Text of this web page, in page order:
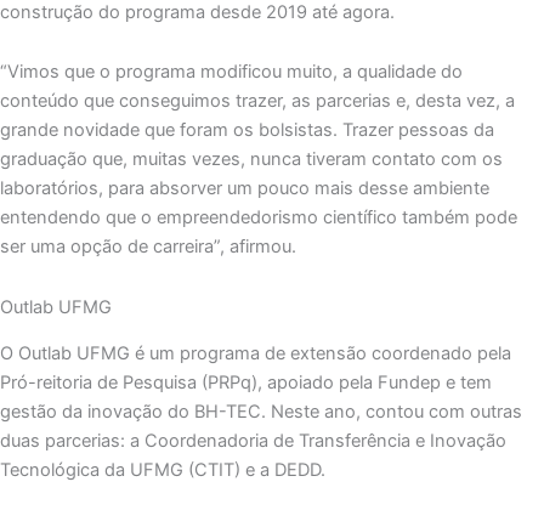
construção do programa desde 2019 até agora.
“Vimos que o programa modificou muito, a qualidade do
conteúdo que conseguimos trazer, as parcerias e, desta vez, a
grande novidade que foram os bolsistas. Trazer pessoas da
graduação que, muitas vezes, nunca tiveram contato com os
laboratórios, para absorver um pouco mais desse ambiente
entendendo que o empreendedorismo científico também pode
ser uma opção de carreira”, afirmou.
Outlab UFMG
O Outlab UFMG é um programa de extensão coordenado pela
Pró-reitoria de Pesquisa (PRPq), apoiado pela Fundep e tem
gestão da inovação do BH-TEC. Neste ano, contou com outras
duas parcerias: a Coordenadoria de Transferência e Inovação
Tecnológica da UFMG (CTIT) e a DEDD.